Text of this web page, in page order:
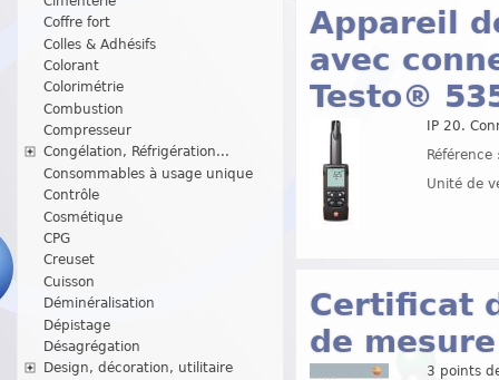
Coffre fort
Colles & Adhésifs
Colorant
Colorimétrie
Combustion
Compresseur
Congélation, Réfrigération...
Consommables à usage unique
Contrôle
Cosmétique
CPG
Creuset
Cuisson
Déminéralisation
Dépistage
Désagrégation
Design, décoration, utilitaire
Appareil
avec
Testo®
IP 20.
Unité de
Certificat
de
3 points